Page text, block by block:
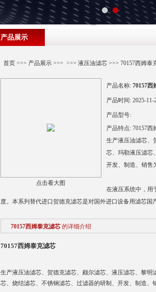
产品展示
首页>>> 产品展示>>> >>> 液压油滤芯>>> 70157西姆泰
点击看大图
产品名称: 70157西
产品时间: 2025-11-
产品型号:
产品特点: 70157西
生产液压油滤芯、
芯、玛勒液压滤芯
开发、制造、销售
在液压系统中，用
度。本系列替代进口贺德克滤芯是对国外进口设备用滤芯
70157西姆泰克滤芯 的详细介绍
70157西姆泰克滤芯
生产液压油滤芯、贺德克滤芯、颇尔滤芯、液压滤芯、黎
芯、烧结滤芯、不锈钢滤芯、过滤器的研制、开发、制造、